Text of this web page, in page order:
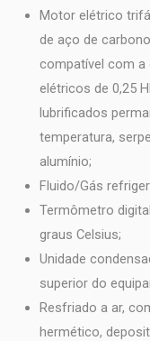
Motor elétrico
de aço de
compatível com
elétricos de 0,25
lubrificados
temperatura,
alumínio;
Fluido/Gás
Termômetro
graus Celsius;
Unidade
superior do
Resfriado a ar,
hermético,